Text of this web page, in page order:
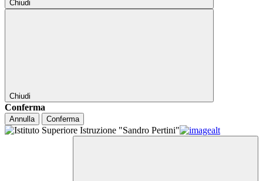
Chiudi
Chiudi
Conferma
Annulla Conferma